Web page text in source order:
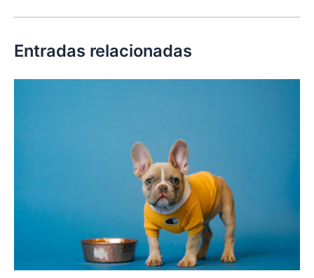
entradas
Entradas relacionadas